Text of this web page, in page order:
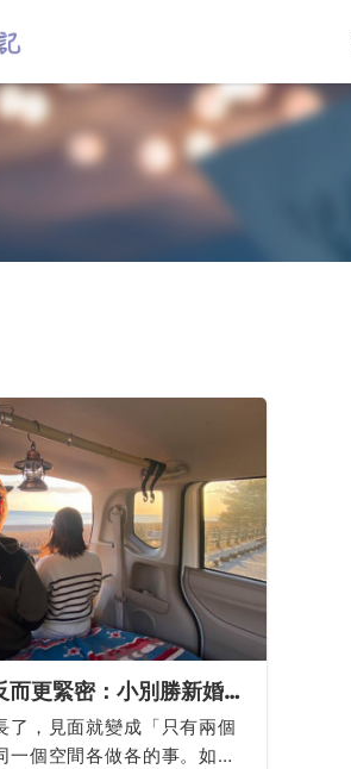
而更緊密：小別勝新婚、
道理，分開讓心更貼近
好處
了，見面就變成「只有兩個
一個空間各做各的事。如何